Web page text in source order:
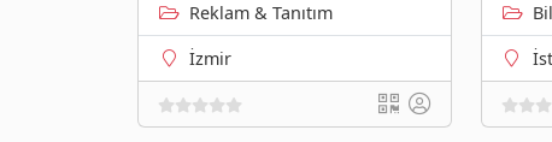
Reklam & Tanıtım
İzmir